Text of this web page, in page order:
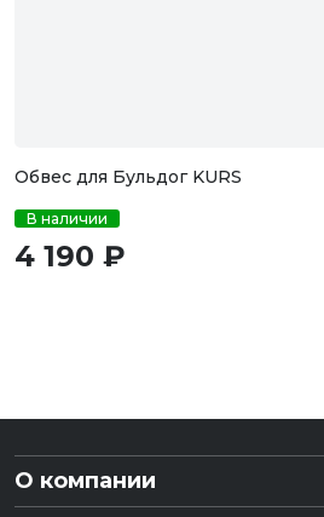
Обвес для Бульдог KURS
В наличии
4 190 ₽
О компании